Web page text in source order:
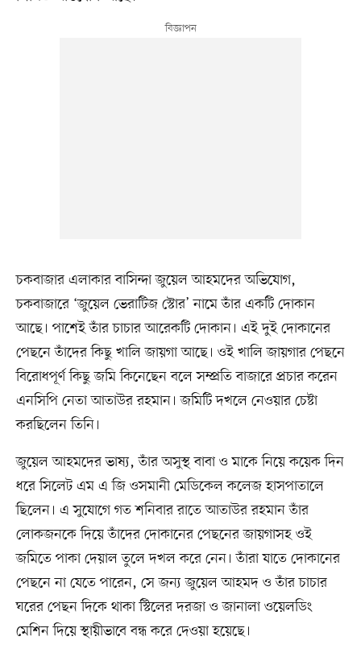
চকবাজার এলাকার বাসিন্দা জুয়েল আহমদের অভিযোগ,
চকবাজারে ‘জুয়েল ভেরাটিজ স্টোর’ নামে তাঁর একটি দোকান
আছে। পাশেই তাঁর চাচার আরেকটি দোকান। এই দুই দোকানের
পেছনে তাঁদের কিছু খালি জায়গা আছে। ওই খালি জায়গার পেছনে
বিরোধপূর্ণ কিছু জমি কিনেছেন বলে সম্প্রতি বাজারে প্রচার করেন
এনসিপি নেতা আতাউর রহমান। জমিটি দখলে নেওয়ার চেষ্টা
করছিলেন তিনি।
জুয়েল আহমদের ভাষ্য, তাঁর অসুস্থ বাবা ও মাকে নিয়ে কয়েক দিন
ধরে সিলেট এম এ জি ওসমানী মেডিকেল কলেজ হাসপাতালে
ছিলেন। এ সুযোগে গত শনিবার রাতে আতাউর রহমান তাঁর
লোকজনকে দিয়ে তাঁদের দোকানের পেছনের জায়গাসহ ওই
জমিতে পাকা দেয়াল তুলে দখল করে নেন। তাঁরা যাতে দোকানের
পেছনে না যেতে পারেন, সে জন্য জুয়েল আহমদ ও তাঁর চাচার
ঘরের পেছন দিকে থাকা স্টিলের দরজা ও জানালা ওয়েলডিং
মেশিন দিয়ে স্থায়ীভাবে বন্ধ করে দেওয়া হয়েছে।